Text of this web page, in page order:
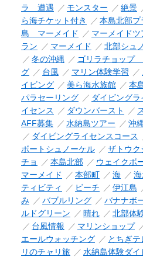
ラ 遭遇
モンスター 絶景
ら海チケット付き
本島北部プ
島 マーメイド
マーメイドツ
ラン
マーメイド
北部シュ
冬の沖縄
ゴリラチョップ
グ
台風 マリン体験学習
イビング
美ら海水族館
本
パラセーリング
ダイビングラ
イセンス
ダウンバースト
AFF募集
水納島ツアー
沖
ダイビングライセンスコース
ボートシュノーケル
ザトウク
チョ
本島北部 ウェイクボ
マーメイド
本部町 海
ティビティ
ビーチ 伊江島
み
バブルリング バナナボ
ルドグリーン
晴れ
北部体
台風情報
マリンショップ
エールウォッチング
とちぎテ
リのチャリ旅
水納島体験ダイ